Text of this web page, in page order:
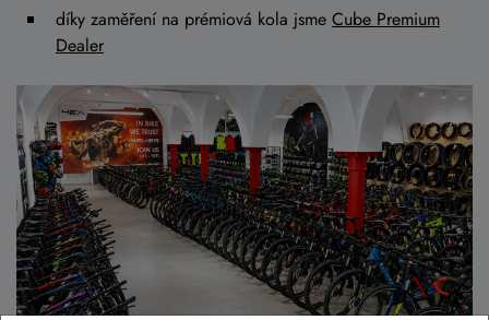
díky zaměření na prémiová kola jsme Cube Premium
Dealer